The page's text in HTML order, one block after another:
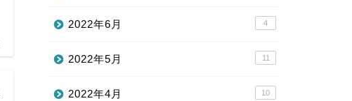
2022年6月 4
2022年5月 11
2022年4月 10